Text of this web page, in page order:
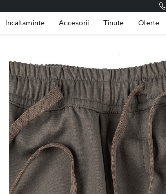
Incaltaminte Accesorii Tinute Oferte
Romania